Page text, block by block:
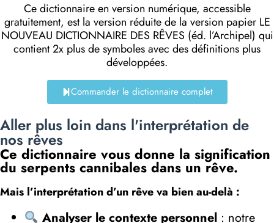
Ce dictionnaire en version numérique, accessible
gratuitement, est la version réduite de la version papier LE
NOUVEAU DICTIONNAIRE DES RÊVES (éd. l’Archipel) qui
contient 2x plus de symboles avec des définitions plus
développées.
Commander le dictionnaire complet
Aller plus loin dans l'interprétation de
nos rêves
Ce dictionnaire vous donne la signification
du serpents cannibales dans un rêve.
Mais l’interprétation d’un rêve va bien au-delà :
Analyser le contexte personnel: notre